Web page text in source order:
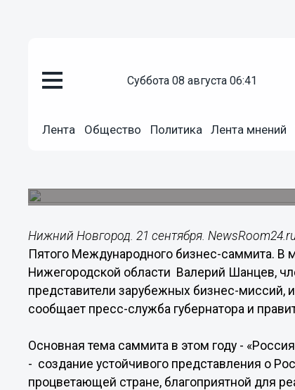
суббота 08 августа 06:41
Лента Общество Политика Лента мнений
V Международный бизнес-
Нижний Новгород. 21 сентября.
Пятого Международного бизнес-саммита. В
Нижегородской области Валерий Шанцев,
представители зарубежных бизнес-миссий,
сообщает пресс-служба губернатора и
Основная тема саммита в этом году -
- создание устойчивого представления о
процветающей стране, благоприятной для